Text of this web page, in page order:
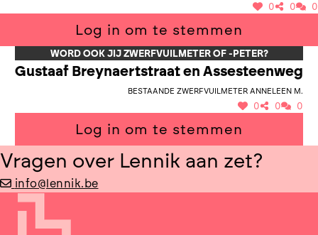
0 0 0
Log in om te stemmen
WORD OOK JIJ ZWERFVUILMETER OF -PETER?
Gustaaf Breynaertstraat en Assesteenweg
Bestaande zwerfvuilmeter Anneleen M.
0 0 0
Log in om te stemmen
Vragen over Lennik aan zet?
info@lennik.be